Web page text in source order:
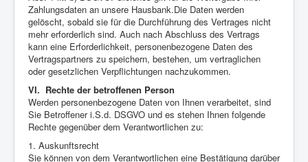
Zahlungsdaten an unsere Hausbank.Die Daten werden
gelöscht, sobald sie für die Durchführung des Vertrages nicht
mehr erforderlich sind. Auch nach Abschluss des Vertrags
kann eine Erforderlichkeit, personenbezogene Daten des
Vertragspartners zu speichern, bestehen, um vertraglichen
oder gesetzlichen Verpflichtungen nachzukommen.
VI. Rechte der betroffenen Person
Werden personenbezogene Daten von Ihnen verarbeitet, sind
Sie Betroffener i.S.d. DSGVO und es stehen Ihnen folgende
Rechte gegenüber dem Verantwortlichen zu:
1. Auskunftsrecht
Sie können von dem Verantwortlichen eine Bestätigung darüber